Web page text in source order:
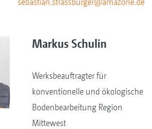
Markus Schulin
Werksbeauftragter für
konventionelle und ökologische
Bodenbearbeitung Region
Mittewest